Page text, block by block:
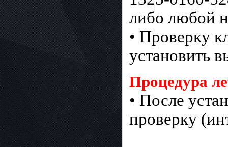
либо любой
• Проверку
установить
Процедура
• После
проверку